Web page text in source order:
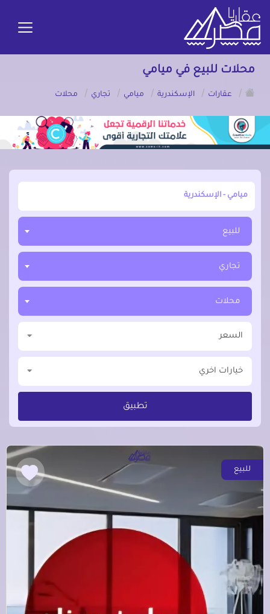
محلات للبيع في ميامي
/
عقارات / الإسكندرية / ميامي / تجاري / محلات
أبحث عن مدينة, محافظة, حي
للبيع
تجاري
محلات
السعر
خيارات اخري
تطبيق
للبيع